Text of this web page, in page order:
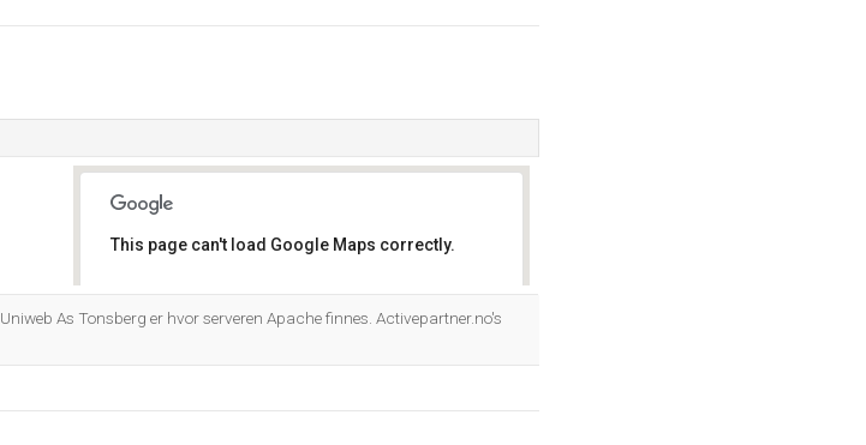
This page can't load Google Maps correctly.
. Uniweb As Tonsberg er hvor serveren Apache finnes. Activepartner.no's